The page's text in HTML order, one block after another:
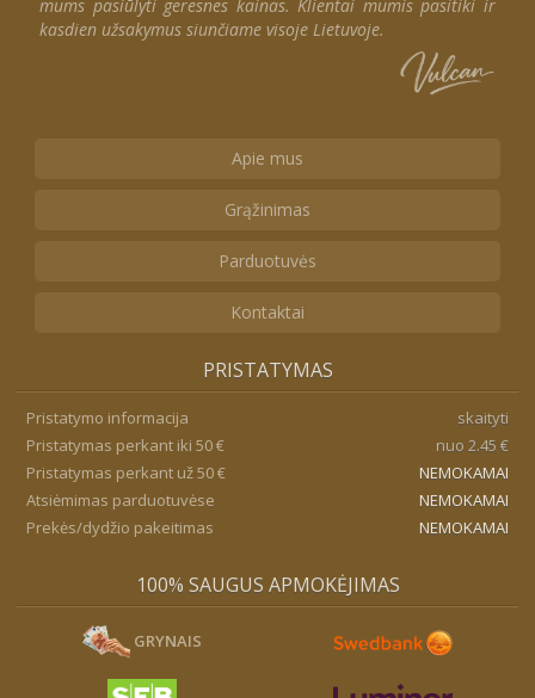
mums pasiūlyti geresnes kainas. Klientai mumis pasitiki ir
kasdien užsakymus siunčiame visoje Lietuvoje.
Apie mus
Grąžinimas
Parduotuvės
Kontaktai
PRISTATYMAS
Pristatymo informacija
skaityti
Pristatymas perkant iki 50 €
nuo 2.45 €
Pristatymas perkant už 50 €
NEMOKAMAI
Atsiėmimas parduotuvėse
NEMOKAMAI
Prekės/dydžio pakeitimas
NEMOKAMAI
100% SAUGUS APMOKĖJIMAS
GRYNAIS